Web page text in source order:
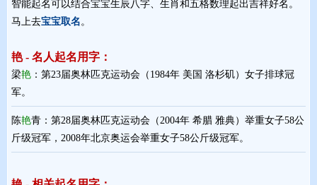
智能起名可以结合宝宝生辰八字、生肖和五格数理起出吉祥好名。
马上去宝宝取名。
艳 - 名人起名用字：
梁艳 ：第23届奥林匹克运动会（1984年 美国 洛杉矶）女子排球冠
军。
陈艳青：第28届奥林匹克运动会（2004年 希腊 雅典）举重女子58公
斤级冠军，2008年北京奥运会举重女子58公斤级冠军。